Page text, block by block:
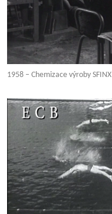
1958 – Chemizace výroby SFINX